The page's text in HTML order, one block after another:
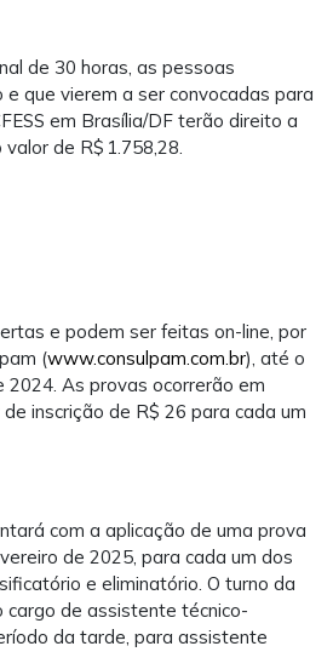
de 30 horas, as pessoas
e que vierem a ser convocadas para
em Brasília/DF terão direito a
de R$ 1.758,28.
e podem ser feitas on-line, por
(www.consulpam.com.br), até o
As provas ocorrerão em
inscrição de R$ 26 para cada um
com a aplicação de uma prova
de 2025, para cada um dos
e eliminatório. O turno da
cargo de assistente técnico-
da tarde, para assistente